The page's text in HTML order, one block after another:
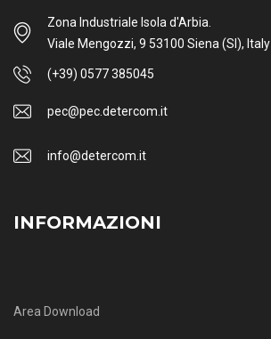
Zona Industriale Isola d'Arbia.
Viale Mengozzi, 9 53100 Siena (SI), Italy
(+39) 0577 385045
pec@pec.detercom.it
info@detercom.it
INFORMAZIONI
Area Download